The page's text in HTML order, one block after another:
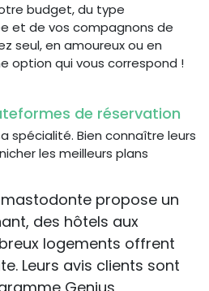
budget, du type
et de vos compagnons de
seul, en amoureux ou en
option qui vous correspond !
de réservation
spécialité. Bien connaître leurs
les meilleurs plans
mastodonte propose un
des hôtels aux
logements offrent
Leurs avis clients sont